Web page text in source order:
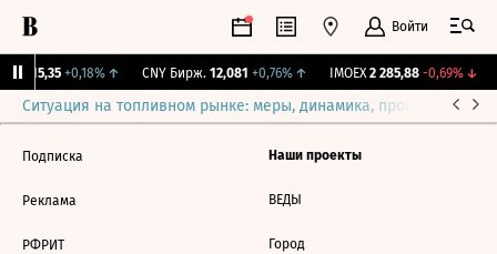
Войти
115,35 +0,18%↑ CNY Бирж. 12,081 +0,76%↑ IMOEX 2 285,88 -0,69%↓
Ситуация на топливном рынке: меры, динамика, прогнозы
Подписка
Реклама
РФРИТ
Наши проекты
ВЕДЫ
Город